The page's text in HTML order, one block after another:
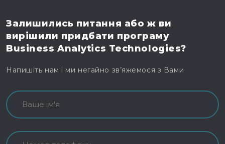
Залишились питання або ж ви
вирішили придбати програму
Business Analytics Technologies?
Напишіть нам і ми негайно зв’яжемося з Вами